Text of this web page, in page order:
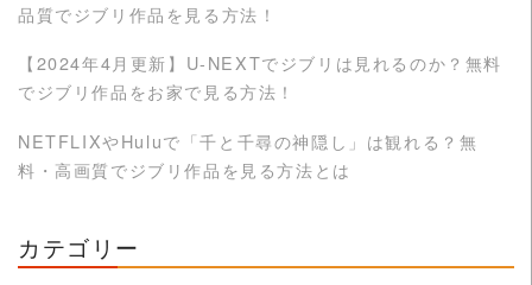
品質でジブリ作品を見る方法！
【2024年4月更新】U-NEXTでジブリは見れるのか？無料
でジブリ作品をお家で見る方法！
NETFLIXやHuluで「千と千尋の神隠し」は観れる？無
料・高画質でジブリ作品を見る方法とは
カテゴリー